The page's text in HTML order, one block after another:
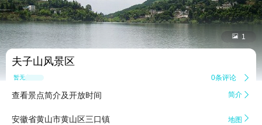
 1
夫子山风景区
暂无点评 0条评论 
查看景点简介及开放时间 简介 
安徽省黄山市黄山区三口镇 地图 